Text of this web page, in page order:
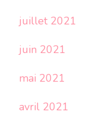
juillet 2021
juin 2021
mai 2021
avril 2021